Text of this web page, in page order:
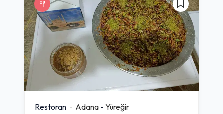
Restoran Adana - Yüreğir